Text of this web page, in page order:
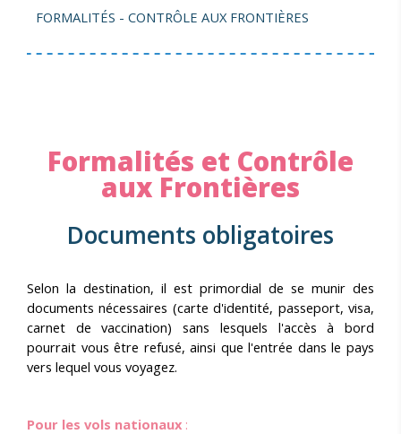
FORMALITÉS - CONTRÔLE AUX FRONTIÈRES
Formalités et Contrôle
aux Frontières
Documents obligatoires
Selon la destination, il est primordial de se munir des
documents nécessaires (carte d'identité, passeport, visa,
carnet de vaccination) sans lesquels l'accès à bord
pourrait vous être refusé, ainsi que l'entrée dans le pays
vers lequel vous voyagez.
Pour les vols nationaux :